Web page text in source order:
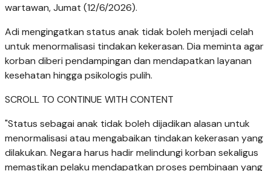
wartawan, Jumat (12/6/2026).
Adi mengingatkan status anak tidak boleh menjadi celah
untuk menormalisasi tindakan kekerasan. Dia meminta agar
korban diberi pendampingan dan mendapatkan layanan
kesehatan hingga psikologis pulih.
SCROLL TO CONTINUE WITH CONTENT
"Status sebagai anak tidak boleh dijadikan alasan untuk
menormalisasi atau mengabaikan tindakan kekerasan yang
dilakukan. Negara harus hadir melindungi korban sekaligus
memastikan pelaku mendapatkan proses pembinaan yang